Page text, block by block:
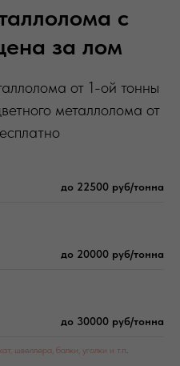
с
за лом
от 1-ой тонны
металлолома от
до 22500 руб/тонна
до 20000 руб/тонна
до 30000 руб/тонна
швеллера, балки, уголки и т.п.